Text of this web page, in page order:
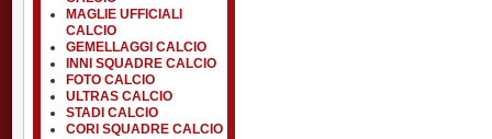
MAGLIE UFFICIALI
CALCIO
GEMELLAGGI CALCIO
INNI SQUADRE CALCIO
FOTO CALCIO
ULTRAS CALCIO
STADI CALCIO
CORI SQUADRE CALCIO